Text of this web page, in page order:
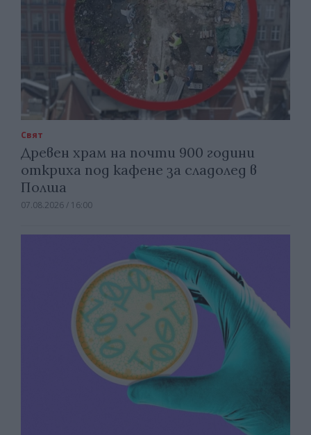
Свят
Древен храм на почти 900 години
откриха под кафене за сладолед в
Полша
07.08.2026 / 16:00